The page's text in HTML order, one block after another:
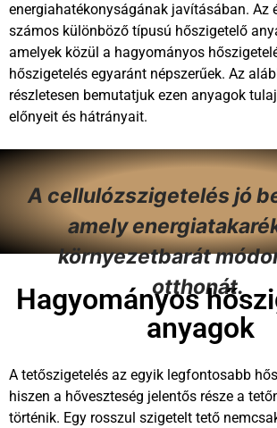
energiahatékonyságának javításában. Az
számos különböző típusú hőszigetelő
amelyek közül a hagyományos
hőszigetelés egyaránt népszerűek. Az
részletesen bemutatjuk ezen anyagok
előnyeit és hátrányait.
A cellulózszigetelés jó
amely
környezetbarát
otthonát.
Hagyományos
anyagok
A tetőszigetelés az egyik legfontosabb
hiszen a hőveszteség jelentős része a
történik. Egy rosszul szigetelt tető